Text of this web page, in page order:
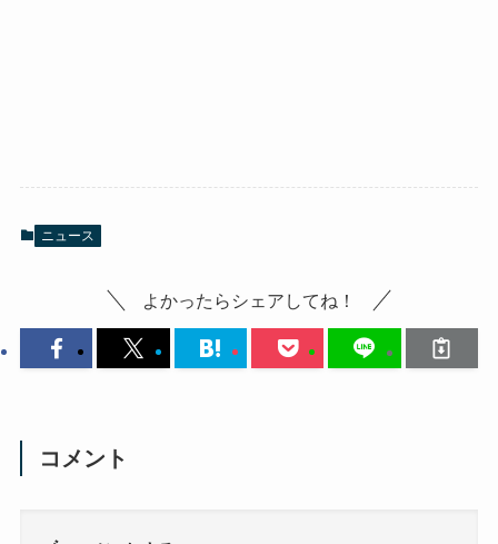
ニュース
よかったらシェアしてね！
コメント